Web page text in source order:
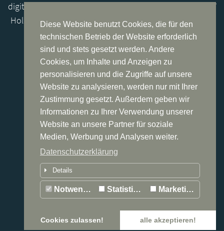
Diese Website benutzt Cookies, die für den
technischen Betrieb der Website erforderlich
sind und stets gesetzt werden. Andere
Cookies, um Inhalte und Anzeigen zu
personalisieren und die Zugriffe auf unsere
Website zu analysieren, werden nur mit Ihrer
Zustimmung gesetzt. Außerdem geben wir
Informationen zu Ihrer Verwendung unserer
Website an unsere Partner für soziale
Medien, Werbung und Analysen weiter.
Datenschutzerklärung
Details
Notwendig Statistiken Marketing
Cookies zulassen! alle akzeptieren!
digitalisierten Wirtschaft die Basis für den Erfolg. Die DSV
Holding verbindet Produkte -und Dienstleistungen aus
dem IT-und Kommunikationssektor strategisch
miteinander und ermöglicht so weitreichende
Synergien zum Nutzen unserer Kunden.
Lernen Sie uns kennen...
Standort Deutschland
DSV Holding AG
Dammer Weg 37
63773 Goldbach
Email:info@dsv.ag
Web:www.dsv.ag